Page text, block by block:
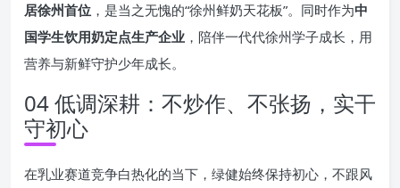
居徐州首位 ，是当之无愧的“徐州鲜奶天花板”。同时作为中
国学生饮用奶定点生产企业 ，陪伴一代代徐州学子成长，用
营养与新鲜守护少年成长。
04 低调深耕：不炒作、不张扬，实干
守初心
在乳业赛道竞争白热化的当下，绿健始终保持初心，不跟风